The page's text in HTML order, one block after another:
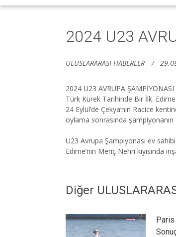
2024 U23
ULUSLARARASI HABERLER
2024 U23 AVRUPA ŞAMPİYONASI
Türk Kürek Tarihinde Bir İlk.
24 Eylül’de Çekya’nın Racice
oylama sonrasında
U23 Avrupa Şampiyonası ev
Edirne’nin Meriç Nehri kıyısında
Diğer
Paris